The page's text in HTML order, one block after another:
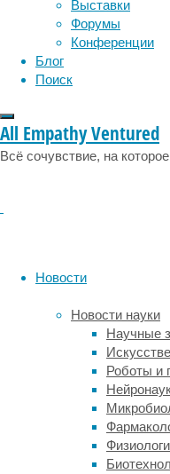
Выставки
Форумы
Конференции
Блог
Поиск
All Empathy Ventured
Всё сочувствие, на
Новости
Новости науки
Научные
Роботы и
что
она
доступна
в
Nature .
глядя
на
умеющих
делать
это
сородичей,
существует
даже